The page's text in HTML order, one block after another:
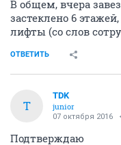
В общем, вчера
застеклено 6
лифты (со слов
ОТВЕТИТЬ
T
TDK
junior
07 октября 2016
Подтверждаю